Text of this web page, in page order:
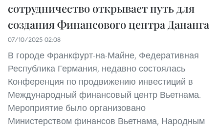
сотрудничество открывает путь для
создания Финансового центра Дананга
07/10/2025 02:08
В городе Франкфурт-на-Майне, Федеративная
Республика Германия, недавно состоялась
Конференция по продвижению инвестиций в
Международный финансовый центр Вьетнама.
Мероприятие было организовано
Министерством финансов Вьетнама, Народным